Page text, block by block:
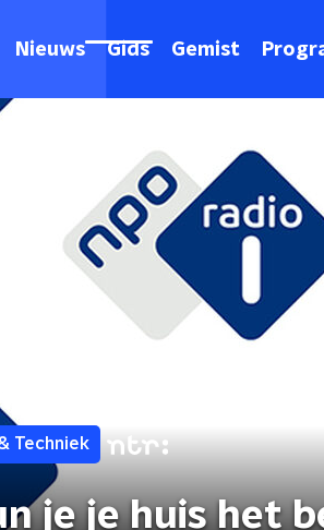
Nieuws Gids Gemist
Techniek
je je huis het